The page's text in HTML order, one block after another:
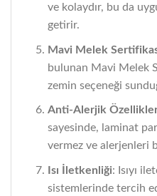
ve kolaydır, bu da
getirir.
Mavi Melek
bulunan Mavi Melek
zemin seçeneği
Anti-Alerjik
sayesinde, laminat
vermez ve alerjenleri
Isı İletkenliği: Isıyı
sistemlerinde tercih